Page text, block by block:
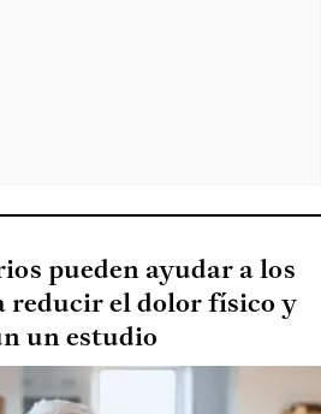
pueden ayudar a los
reducir el dolor físico y
un estudio